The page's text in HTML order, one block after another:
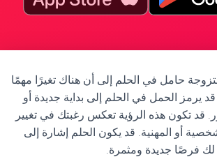
حامل في الحلم إلى أن هناك تغيرًا مهمًا
يرمز الحمل في الحلم إلى بداية جديدة أو
قد تكون هذه الرؤية تعكس رغبتك في تغيير
أو المهنية. قد يكون الحلم إشارة إلى
فرصًا جديدة ومثمرة.